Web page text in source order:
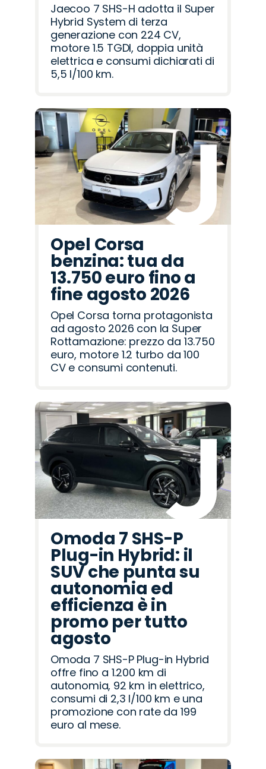
Jaecoo 7 SHS-H adotta il Super
Hybrid System di terza
generazione con 224 CV,
motore 1.5 TGDI, doppia unità
elettrica e consumi dichiarati di
5,5 l/100 km.
Opel Corsa
benzina: tua da
13.750 euro fino a
fine agosto 2026
Opel Corsa torna protagonista
ad agosto 2026 con la Super
Rottamazione: prezzo da 13.750
euro, motore 1.2 turbo da 100
CV e consumi contenuti.
Omoda 7 SHS-P
Plug-in Hybrid: il
SUV che punta su
autonomia ed
efficienza è in
promo per tutto
agosto
Omoda 7 SHS-P Plug-in Hybrid
offre fino a 1.200 km di
autonomia, 92 km in elettrico,
consumi di 2,3 l/100 km e una
promozione con rate da 199
euro al mese.